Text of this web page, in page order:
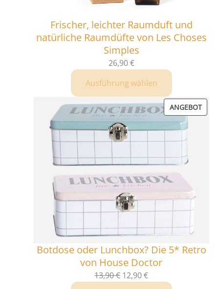
Frischer, leichter Raumduft und
natürliche Raumdüfte von Les Choses
Simples
26,90€
Ausführung wählen
ANGEBOT
IM
Botdose oder Lunchbox? Die 5* Retro
von House Doctor
13,90€ 12,90€